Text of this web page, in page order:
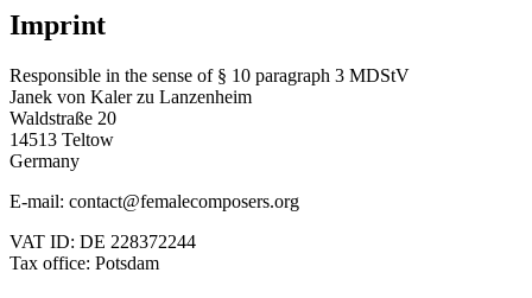
Imprint
Responsible in the sense of § 10 paragraph 3 MDStV
Janek von Kaler zu Lanzenheim
Waldstraße 20
14513 Teltow
Germany
E-mail: contact@femalecomposers.org
VAT ID: DE 228372244
Tax office: Potsdam